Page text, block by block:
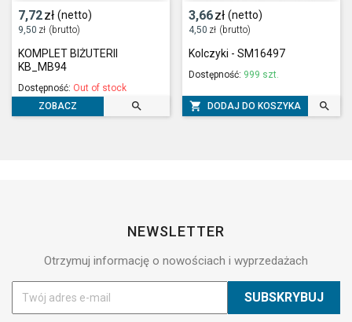
7,72zł (netto)
9,50 zł (brutto)
KOMPLET BIŻUTERII
KB_MB94
Dostępność: Out of stock
ZOBACZ

3,66zł (netto)
4,50 zł (brutto)
Kolczyki - SM16497
Dostępność: 999 szt.
 DODAJ DO KOSZYKA 
NEWSLETTER
Otrzymuj informację o nowościach i wyprzedażach